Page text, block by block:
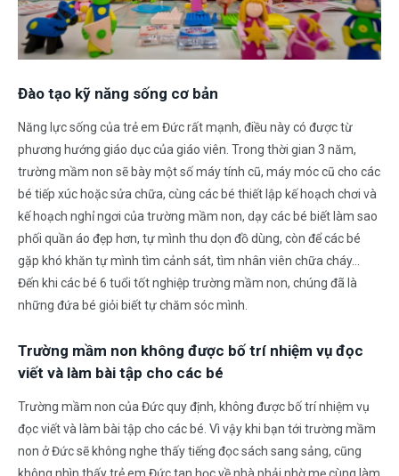
Đào tạo kỹ năng sống cơ bản
Năng lực sống của trẻ em Đức rất mạnh, điều này có được từ
phương hướng giáo dục của giáo viên. Trong thời gian 3 năm,
trường mầm non sẽ bày một số máy tính cũ, máy móc cũ cho các
bé tiếp xúc hoặc sửa chữa, cùng các bé thiết lập kế hoạch chơi và
kế hoạch nghỉ ngơi của trường mầm non, dạy các bé biết làm sao
phối quần áo đẹp hơn, tự mình thu dọn đồ dùng, còn để các bé
gặp khó khăn tự mình tìm cảnh sát, tìm nhân viên chữa cháy…
Đến khi các bé 6 tuổi tốt nghiệp trường mầm non, chúng đã là
những đứa bé giỏi biết tự chăm sóc mình.
Trường mầm non không được bố trí nhiệm vụ đọc
viết và làm bài tập cho các bé
Trường mầm non của Đức quy định, không được bố trí nhiệm vụ
đọc viết và làm bài tập cho các bé. Vì vậy khi bạn tới trường mầm
non ở Đức sẽ không nghe thấy tiếng đọc sách sang sảng, cũng
không nhìn thấy trẻ em Đức tan học về nhà phải nhờ mẹ cùng làm